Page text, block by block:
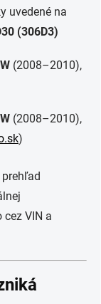
uvedené na
(306D3)
(2008–2010),
(2008–2010),
)
VIN a